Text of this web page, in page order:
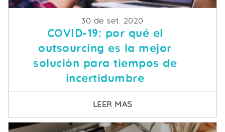
Fecha de publicacion
30 de set. 2020
COVID-19: por qué el
outsourcing es la mejor
solución para tiempos de
incertidumbre
LEER MASSOBRE COVID-19: